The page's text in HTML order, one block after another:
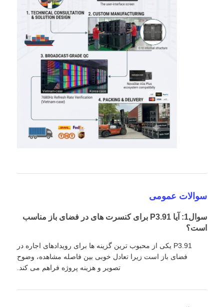
سوالات عمومی
سوال1: آیا P3.91 برای کنسرت های در فضای باز مناسب
است؟
P3.91 یکی از محبوب ترین گزینه ها برای رویدادهای اجاره در
فضای باز است زیرا تعادل خوبی بین فاصله مشاهده، وضوح
تصویر و هزینه پروژه فراهم می کند.